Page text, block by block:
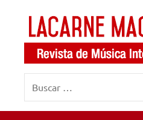
contenido
LaCarne
Magazine
de
música
internacional